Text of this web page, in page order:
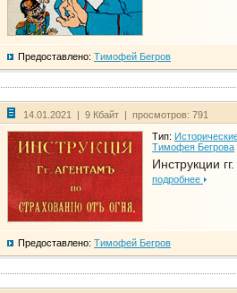
Предоставлено: Тимофей Бегров
14.01.2021 | 9 Кбайт | просмотров: 791
Тип:
Тимофея Бегрова
Инструкции
подробнее
Предоставлено: Тимофей Бегров